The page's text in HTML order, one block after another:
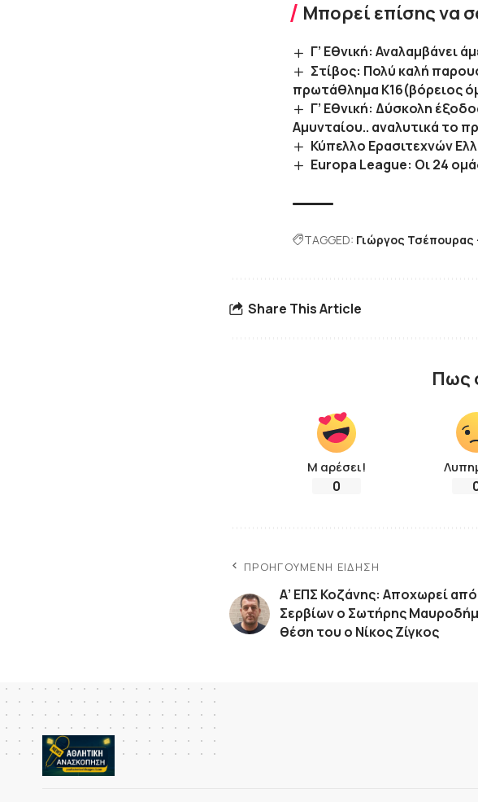
Μπορεί επίσης να
Γ’ Εθνική: Αναλαμβάνει
Στίβος: Πολύ καλή
πρωτάθλημα Κ16(βόρειος
Γ’ Εθνική: Δύσκολη
Αμυνταίου.. αναλυτικά το
Κύπελλο Ερασιτεχνών
Europa League: Οι 24
TAGGED: Γιώργος Τσέπουρας
Share This Article
Πως
Μ αρέσει!
0
ΠΡΟΗΓΟΎΜΕΝΗ ΕΊΔΗΣΗ
Α’ ΕΠΣ Κοζάνης: Αποχωρεί
Σερβίων ο Σωτήρης
θέση του ο Νίκος Ζίγκος